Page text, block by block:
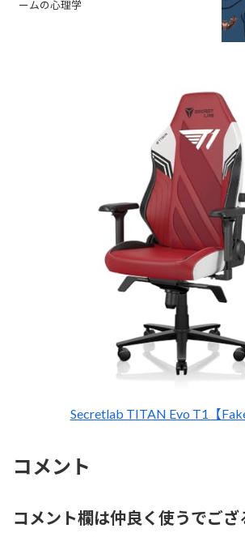
ームの心理学
Secretlab TITAN Evo T1【
コメント
コメント欄は仲良く使うでご